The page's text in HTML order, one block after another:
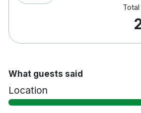
Spjälsäng mot en avgift på
Extrasäng mot en avgift på
Husdjur tillåts på vissa rum
What guests said
Location